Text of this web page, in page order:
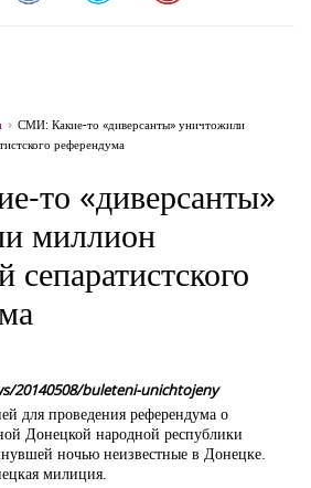
СМИ: Какие-то «диверсанты» уничтожили
референдума
то «диверсанты»
миллион
сепаратистского
20140508/buleteni-unichtojeny
для проведения референдума о
Донецкой народной республики
ночью неизвестные в Донецке.
милиция.